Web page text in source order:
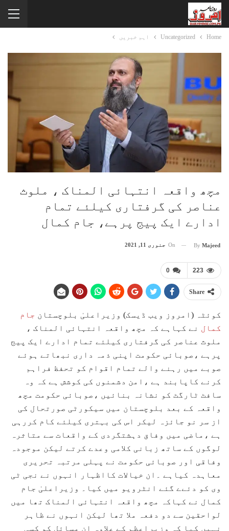
Home
Uncategorized اہم خبریں
مچھ واقعہ انتہائی المناک ، ملوث
عناصر کی گرفتاری کیلئے تمام
ادارے ایک پیج پرہے، جام کمال
By Majeed
On جنوری 11, 2021
0 223
Share
کوئٹہ (امروز ویب ڈیسک) وزیراعلیٰ بلوچستان جام
کمال نے کہاہے کہ مچھ واقعہ انتہائی المناک ،
ملوث عناصر کی گرفتاری کیلئے تمام ادارے ایک پیج
پرہے ،صوبائی حکومت اپنی ذمہ داری نبھاتے ہوئے
صوبے میں رہنے والے تمام اقوام کو تحفظ فراہم
کرنے کاپابند ہے ،امن دشمنوں کی کوشش ہے کہ وہ
سافٹ ٹارگٹ کو نشانہ بنائیں ،صوبائی حکومت مچھ
واقعہ کے بعد بلوچستان میں سیکورٹی صورتحال کی
از سر نو جائزہ لیکر اس کی بہتری کیلئے کام کررہی
ہے ،ماضی میں وفاق دہشتگردی کے واقعات سے متاثرہ
لوگوں کے ساتھ زبانی کلامی وعدے کرتے لیکن موجودہ
وفاقی اور صوبائی حکومت نے پہلی مرتبہ تحریری
معاہدہ کیاہے ۔ان خیالات کااظہار انہوں نے نجی ٹی
وی کو دئےے گئے انٹرویو میں کیا۔ وزیراعلیٰ جام
کمال نے کہاکہ مچھ واقعہ انتہائی المناک تھا میں
لواحقین سے دو دفعہ ملا تھا لیکن انہوں نے ظاہر
نہیں کیا کہ وزیراعظم کے علاوہ ان مسائل کو کسی